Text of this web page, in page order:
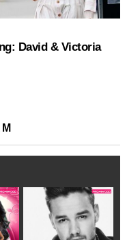
David & Victoria